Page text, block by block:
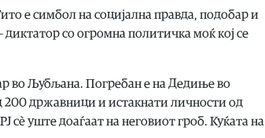
е симбол на социјална правда, подобар и
со огромна политичка моќ кој се
во Љубљана. Погребан е на Дедиње во
200 државници и истакнати личности од
сè уште доаѓаат на неговиот гроб. Куќата на